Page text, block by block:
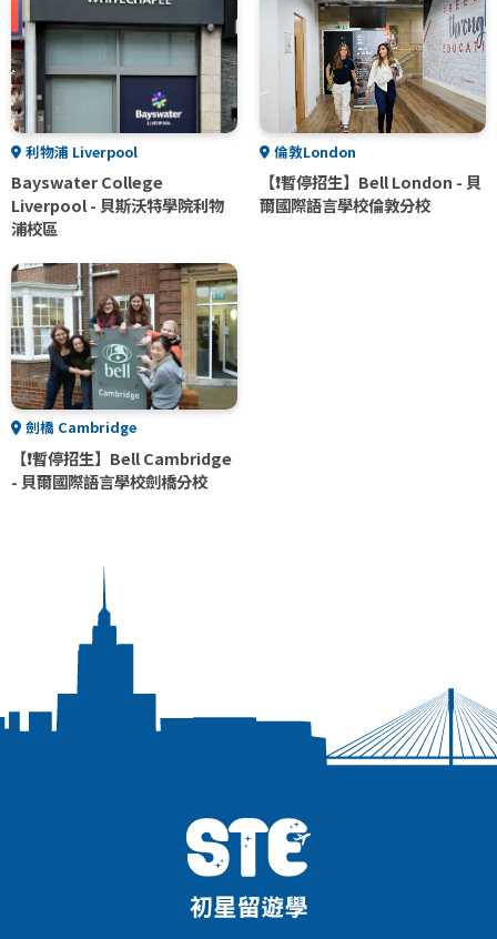
利物浦 Liverpool
Bayswater College
Liverpool - 貝斯沃特學院利物
浦校區
倫敦London
【❗暫停招生】Bell London - 貝
爾國際語言學校倫敦分校
劍橋 Cambridge
【❗暫停招生】Bell Cambridge
- 貝爾國際語言學校劍橋分校